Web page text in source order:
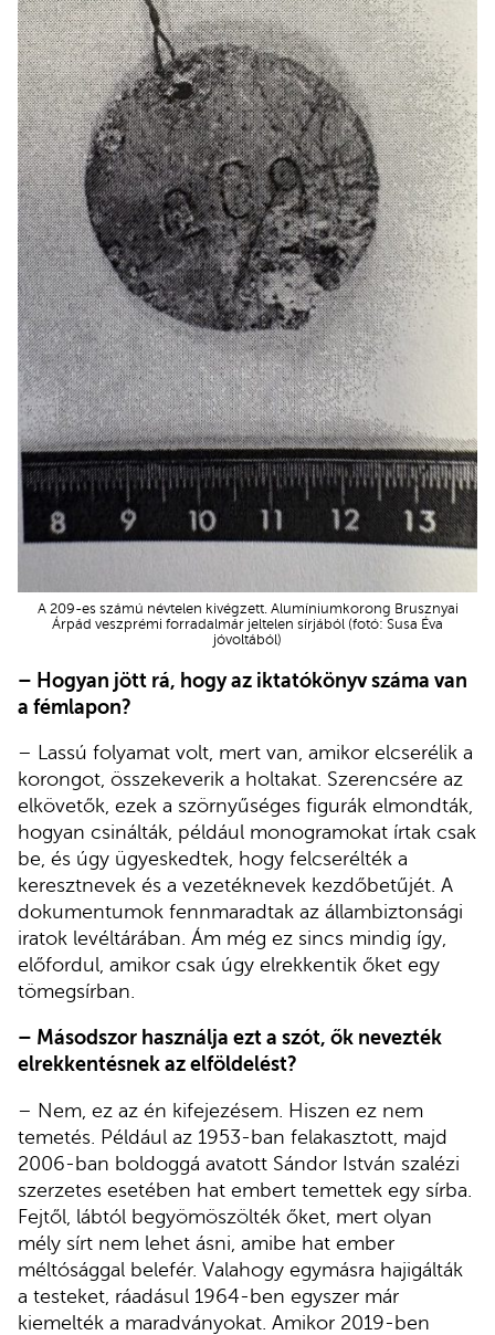
A 209-es számú névtelen kivégzett. Alumíniumkorong Brusznyai
Árpád veszprémi forradalmár jeltelen sírjából (fotó: Susa Éva
jóvoltából)
– Hogyan jött rá, hogy az iktatókönyv száma van
a fémlapon?
– Lassú folyamat volt, mert van, amikor elcserélik a
korongot, összekeverik a holtakat. Szerencsére az
elkövetők, ezek a szörnyűséges figurák elmondták,
hogyan csinálták, például monogramokat írtak csak
be, és úgy ügyeskedtek, hogy felcserélték a
keresztnevek és a vezetéknevek kezdőbetűjét. A
dokumentumok fennmaradtak az állambiztonsági
iratok levéltárában. Ám még ez sincs mindig így,
előfordul, amikor csak úgy elrekkentik őket egy
tömegsírban.
– Másodszor használja ezt a szót, ők nevezték
elrekkentésnek az elföldelést?
– Nem, ez az én kifejezésem. Hiszen ez nem
temetés. Például az 1953-ban felakasztott, majd
2006-ban boldoggá avatott Sándor István szalézi
szerzetes esetében hat embert temettek egy sírba.
Fejtől, lábtól begyömöszölték őket, mert olyan
mély sírt nem lehet ásni, amibe hat ember
méltósággal belefér. Valahogy egymásra hajigálták
a testeket, ráadásul 1964-ben egyszer már
kiemelték a maradványokat. Amikor 2019-ben